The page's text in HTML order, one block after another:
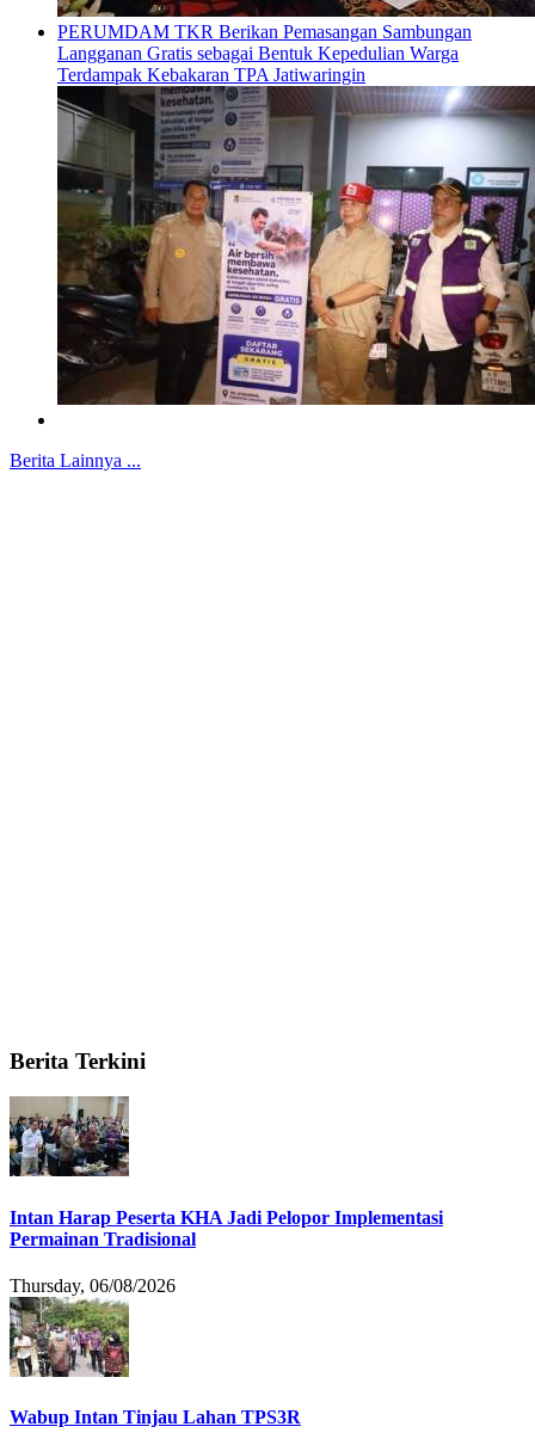
PERUMDAM TKR Berikan Pemasangan Sambungan
Langganan Gratis sebagai Bentuk Kepedulian Warga
Terdampak Kebakaran TPA Jatiwaringin
Berita Lainnya ...
Berita Terkini
Intan Harap Peserta KHA Jadi Pelopor Implementasi
Permainan Tradisional
Thursday, 06/08/2026
Wabup Intan Tinjau Lahan TPS3R